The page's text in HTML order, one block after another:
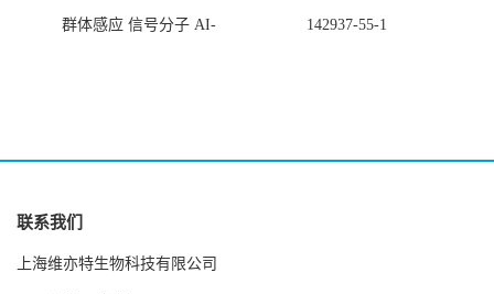
群体感应 信号分子 AI-
142937-55-1
联系我们
上海维亦特生物科技有限公司